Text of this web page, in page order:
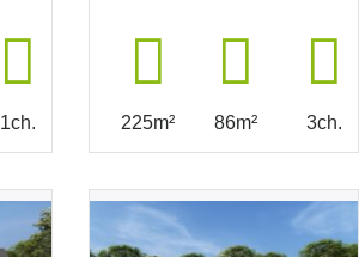
1ch. 225m² 86m² 3ch.